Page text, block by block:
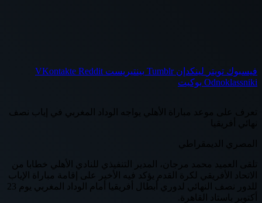
فيسبوك تويتر لينكدإن بينتيريست
Odnoklassniki بوكيت
تعرف على موعد مباراة الأهلي يواجه الوداد المغربي في إياب نصف
نهائي أفريقيا
المصري الديمقراطي
تلقى العميد محمد مرجان، المدير التنفيذي للنادي الأهلي خطابا من
الاتحاد الأفريقي لكرة القدم يؤكد فيه الأخير على إقامة مباراة الإياب
للدور نصف النهائي لدوري أبطال أفريقيا أمام الوداد المغربي يوم 23
أكتوبر باستاد القاهرة.